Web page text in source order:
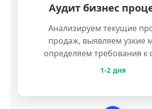
Аудит бизнес
Анализируем текущие
продаж, выявляем узкие
определяем требования к
1-2 дня